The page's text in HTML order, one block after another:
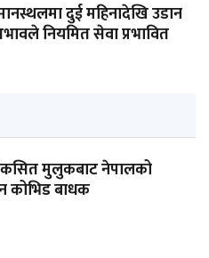
दुई महिनादेखि उडान
नियमित सेवा प्रभावित
मुलुकबाट नेपालको
कोभिड बाधक